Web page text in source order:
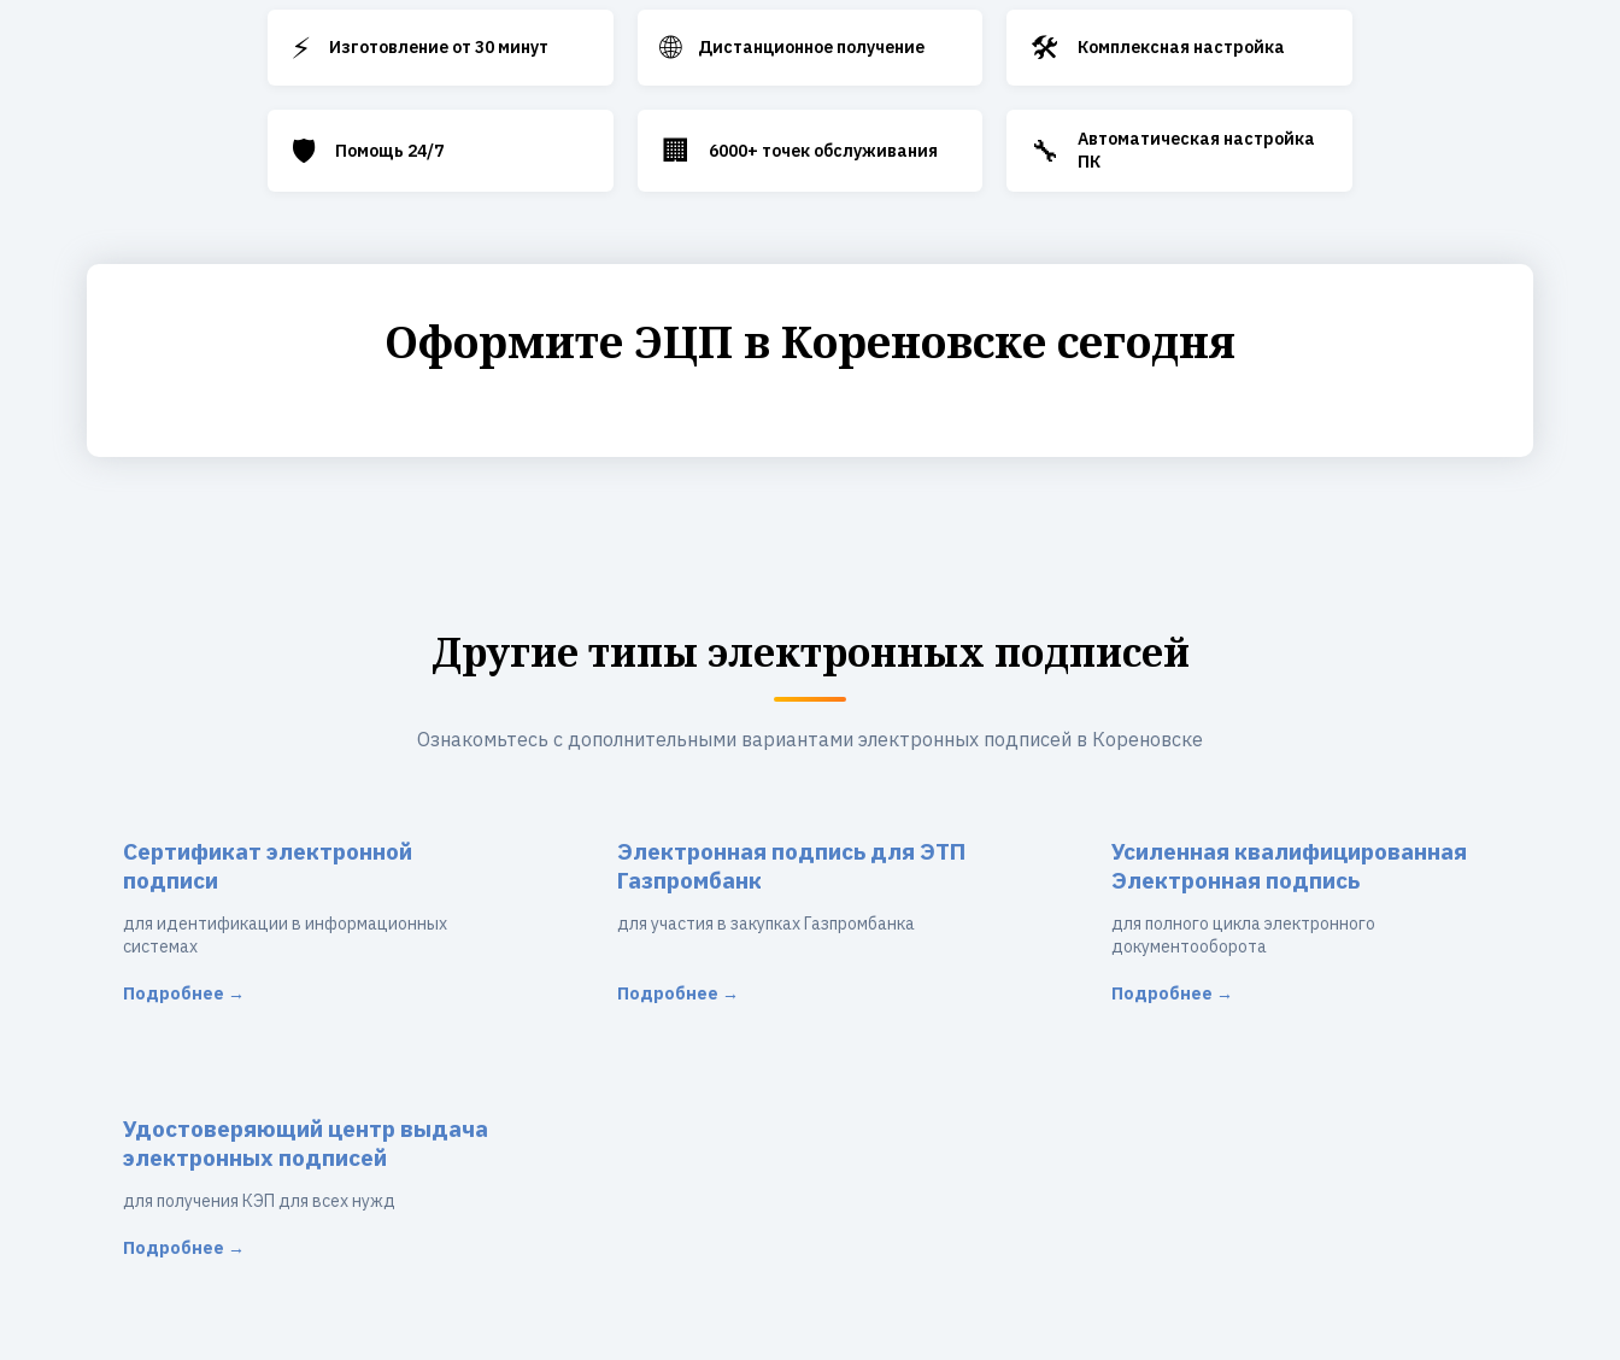
⚡ Изготовление от 30 минут 🌐 Дистанционное получение 🛠️ Комплексная настройка
🛡️ Помощь 24/7 🏢 6000+ точек обслуживания 🔧
Автоматическая настройка
ПК
Оформите ЭЦП в Кореновске сегодня
Другие типы электронных подписей
Ознакомьтесь с дополнительными вариантами электронных подписей в Кореновске
Сертификат электронной
подписи
для идентификации в информационных
системах
Подробнее →
Электронная подпись для ЭТП
Газпромбанк
для участия в закупках Газпромбанка
Подробнее →
Усиленная квалифицированная
Электронная подпись
для полного цикла электронного
документооборота
Подробнее →
Удостоверяющий центр выдача
электронных подписей
для получения КЭП для всех нужд
Подробнее →